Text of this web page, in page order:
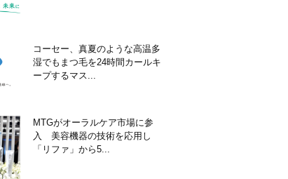
コーセー、真夏のような高温多
湿でもまつ毛を24時間カールキ
ープするマス...
MTGがオーラルケア市場に参
入 美容機器の技術を応用し
「リファ」から5...